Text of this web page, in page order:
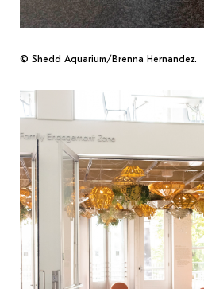
© Shedd Aquarium/Brenna Hernandez.